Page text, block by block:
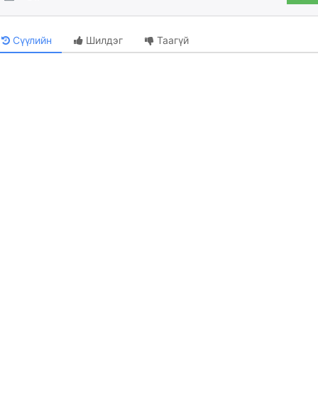
Сүүлийн Шилдэг Таагүй